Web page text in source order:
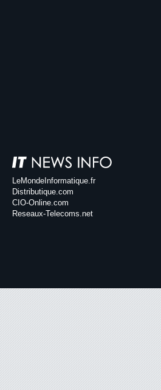
LeMondeInformatique.fr
Distributique.com
CIO-Online.com
Reseaux-Telecoms.net